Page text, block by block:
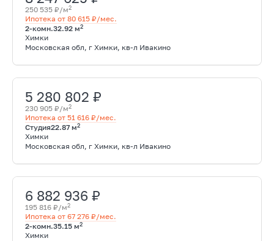
250 535 ₽/м2
Ипотека от 80 615 ₽/мес.
2-комн.32.92 м2
Химки
Московская обл, г Химки, кв-л Ивакино
5 280 802 ₽
230 905 ₽/м2
Ипотека от 51 616 ₽/мес.
Студия22.87 м2
Химки
Московская обл, г Химки, кв-л Ивакино
6 882 936 ₽
195 816 ₽/м2
Ипотека от 67 276 ₽/мес.
2-комн.35.15 м2
Химки